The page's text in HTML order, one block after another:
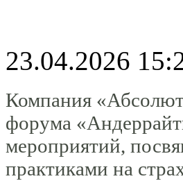
23.04.2026
Компания «Абсолют
форума
мероприятий,
практиками на